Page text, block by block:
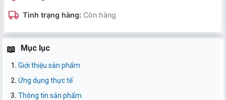
Tình trạng hàng: Còn hàng
Mục lục
Giới thiệu sản phẩm
Ứng dụng thực tế
Thông tin sản phẩm